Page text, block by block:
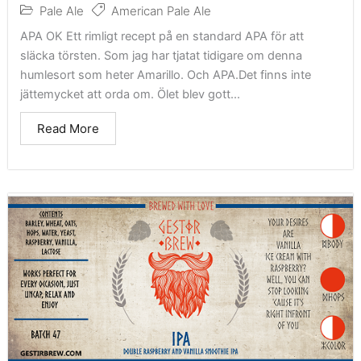
Pale Ale American Pale Ale
APA OK Ett rimligt recept på en standard APA för att
släcka törsten. Som jag har tjatat tidigare om denna
humlesort som heter Amarillo. Och APA.Det finns inte
jättemycket att orda om. Ölet blev gott...
Read More